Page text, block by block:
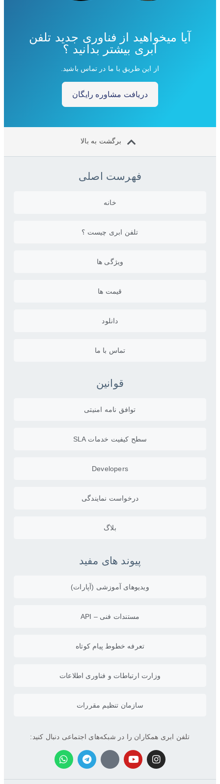
آیا میخواهید از فناوری جدید تلفن
ابری بیشتر بدانید ؟
از این طریق با ما در تماس باشید.
دریافت مشاوره رایگان
برگشت به بالا
فهرست اصلی
خانه
تلفن ابری چیست ؟
ویژگی ها
قیمت ها
دانلود
تماس با ما
قوانین
توافق نامه امنیتی
سطح کیفیت خدمات SLA
Developers
درخواست نمایندگی
بلاگ
پیوند های مفید
ویدیو‌های آموزشی (آپارات)
مستندات فنی – API
تعرفه خطوط پیام کوتاه
وزارت ارتباطات و فناوری اطلاعات
سازمان تنظیم مقررات
تلفن ابری همکاران را در شبکه‌های اجتماعی دنبال کنید: